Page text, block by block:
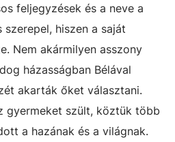
feljegyzések és a neve a
hiszen a saját
Nem akármilyen asszony
házasságban Bélával
akarták őket választani.
gyermeket szült, köztük több
a hazának és a világnak.